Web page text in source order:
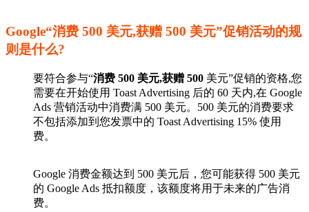
Google“消费 500 美元,获赠 500 美元”促销活动的规
则是什么?
要符合参与“消费 500 美元,获赠 500 美元”促销的资格,您
需要在开始使用 Toast Advertising 后的 60 天内,在 Google
Ads 营销活动中消费满 500 美元。500 美元的消费要求
不包括添加到您发票中的 Toast Advertising 15% 使用
费。
Google 消费金额达到 500 美元后，您可能获得 500 美元
的 Google Ads 抵扣额度，该额度将用于未来的广告消
费。